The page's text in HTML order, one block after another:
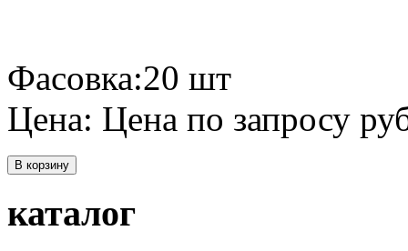
Фасовка:20 шт
Цена: Цена по запросу
В корзину
каталог